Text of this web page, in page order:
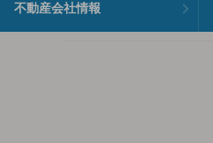
不動産会社情報